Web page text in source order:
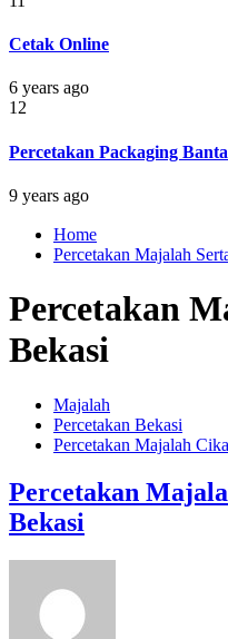
Cetak Online
6 years ago
12
Percetakan Packaging
9 years ago
Home
Percetakan Majalah
Percetakan
Bekasi
Majalah
Percetakan Bekasi
Percetakan Majalah
Percetakan
Bekasi